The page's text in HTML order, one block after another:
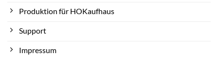
Produktion für HOKaufhaus
Support
Impressum